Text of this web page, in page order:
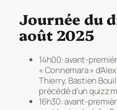
Journée du
août 2025
14h00: avant-
« Connemara »
Thierry, Bastien
précédé d’un quizz
16h30: avant-